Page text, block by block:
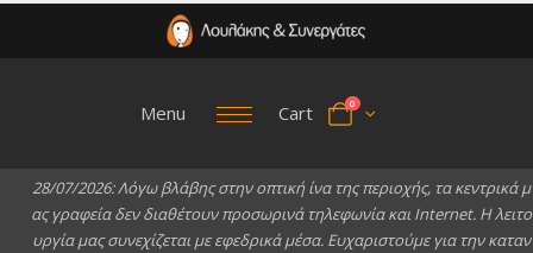
Menu Cart 0
28/07/2026:Λόγω βλάβης στην οπτική ίνα της περιοχής, τα κεντρικά μ
ας γραφεία δεν διαθέτουν προσωρινά τηλεφωνία και Internet. Ηλειτο
υργία μας συνεχίζεται με εφεδρικά μέσα. Ευχαριστούμε για την καταν